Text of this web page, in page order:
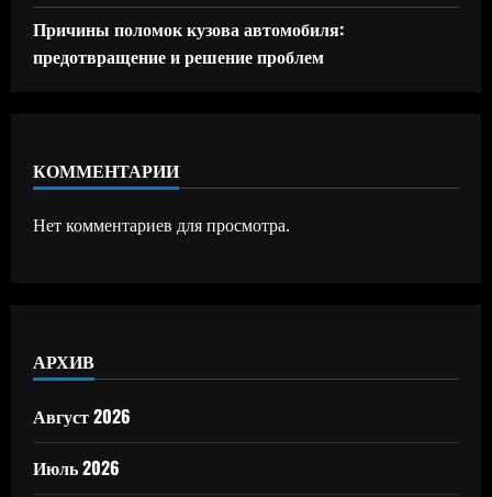
Причины поломок кузова автомобиля:
предотвращение и решение проблем
КОММЕНТАРИИ
Нет комментариев для просмотра.
АРХИВ
Август 2026
Июль 2026